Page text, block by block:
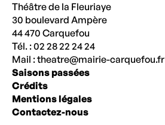
Théâtre de la Fleuriaye
30 boulevard Ampère
44 470 Carquefou
Tél. : 02 28 22 24 24
Mail :theatre@mairie-carquefou.fr
Saisons passées
Crédits
Mentions légales
Contactez-nous